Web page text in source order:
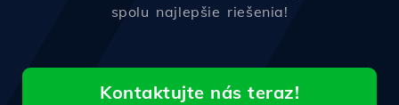
spolu najlepšie riešenia!
Kontaktujte nás teraz!